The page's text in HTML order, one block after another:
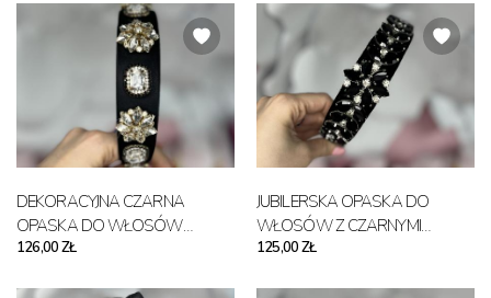
DEKORACYJNA CZARNA
OPASKA DO WŁOSÓW
KAMIENIE KRYSZTAŁKI
126,00 ZŁ
JUBILERSKA OPASKA DO
WŁOSÓW Z CZARNYMI
KAMIENIAMI
125,00 ZŁ